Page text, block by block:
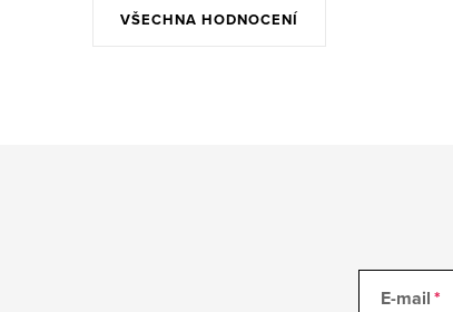
VŠECHNA HODNOCENÍ
E-mail